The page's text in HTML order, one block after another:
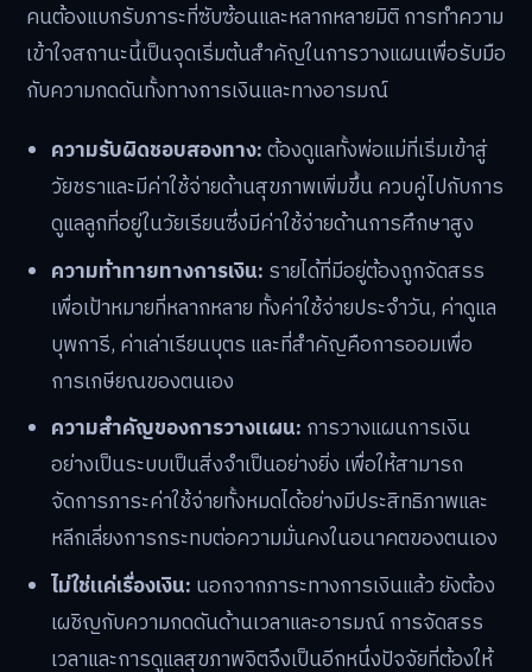
คนต้องแบกรับภาระที่ซับซ้อนและหลากหลายมิติ การทำความ
เข้าใจสถานะนี้เป็นจุดเริ่มต้นสำคัญในการวางแผนเพื่อรับมือ
กับความกดดันทั้งทางการเงินและทางอารมณ์
ความรับผิดชอบสองทาง:ต้องดูแลทั้งพ่อแม่ที่เริ่มเข้าสู่
วัยชราและมีค่าใช้จ่ายด้านสุขภาพเพิ่มขึ้น ควบคู่ไปกับการ
ดูแลลูกที่อยู่ในวัยเรียนซึ่งมีค่าใช้จ่ายด้านการศึกษาสูง
ความท้าทายทางการเงิน: รายได้ที่มีอยู่ต้องถูกจัดสรร
เพื่อเป้าหมายที่หลากหลาย ทั้งค่าใช้จ่ายประจำวัน, ค่าดูแล
บุพการี, ค่าเล่าเรียนบุตร และที่สำคัญคือการออมเพื่อ
การเกษียณของตนเอง
ความสำคัญของการวางแผน: การวางแผนการเงิน
อย่างเป็นระบบเป็นสิ่งจำเป็นอย่างยิ่ง เพื่อให้สามารถ
จัดการภาระค่าใช้จ่ายทั้งหมดได้อย่างมีประสิทธิภาพและ
หลีกเลี่ยงการกระทบต่อความมั่นคงในอนาคตของตนเอง
ไม่ใช่แค่เรื่องเงิน: นอกจากภาระทางการเงินแล้ว ยังต้อง
เผชิญกับความกดดันด้านเวลาและอารมณ์ การจัดสรร
เวลาและการดูแลสุขภาพจิตจึงเป็นอีกหนึ่งปัจจัยที่ต้องให้